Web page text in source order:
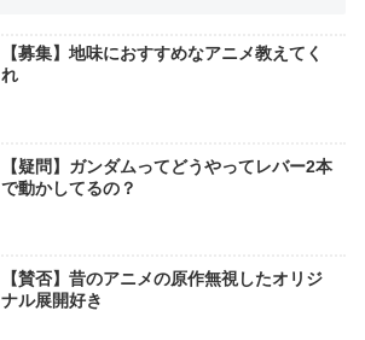
【募集】地味におすすめなアニメ教えてく
れ
【疑問】ガンダムってどうやってレバー2本
で動かしてるの？
【賛否】昔のアニメの原作無視したオリジ
ナル展開好き